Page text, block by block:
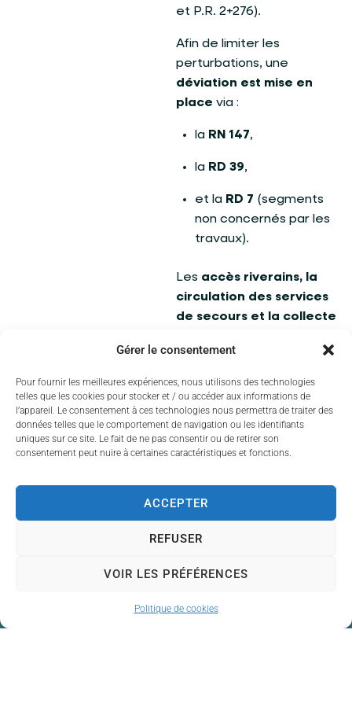
Gérer le consentement
Pour fournir les meilleures expériences, nous utilisons des technologies
telles que les cookies pour stocker et / ou accéder aux informations de
l’appareil. Le consentement à ces technologies nous permettra de traiter des
données telles que le comportement de navigation ou les identifiants
uniques sur ce site. Le fait de ne pas consentir ou de retirer son
consentement peut nuire à certaines caractéristiques et fonctions.
ACCEPTER
REFUSER
VOIR LES PRÉFÉRENCES
Politique de cookies
et P.R. 2+276).
Afin de limiter les
perturbations, une
déviation est mise en
place via :
la RN 147,
la RD 39,
et la RD 7 (segments
non concernés par les
travaux).
Les accès riverains, la
circulation des services
de secours et la collecte
autorisés
abords immédiats du
chantier.